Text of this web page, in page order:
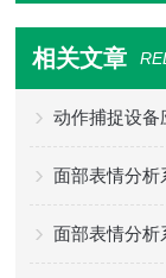
相关文章
动作捕捉设备
面部表情分析
面部表情分析